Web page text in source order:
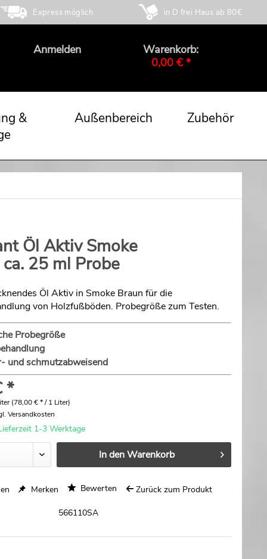
Express möglich in D frei Haus ab 80€
Anmelden
Warenkorb:
0,00 € *
&
Außenbereich Zubehör
Öl Aktiv Smoke
25 ml Probe
Öl Aktiv in Smoke Braun für die
von Holzfußböden. Probegröße zum Testen.
Probegröße
und schmutzabweisend
*
(78,00 € * / 1 Liter)
Versandkosten
1-3 Werktage
In denWarenkorb
Merken Bewerten Zurück zum Produkt
566110SA